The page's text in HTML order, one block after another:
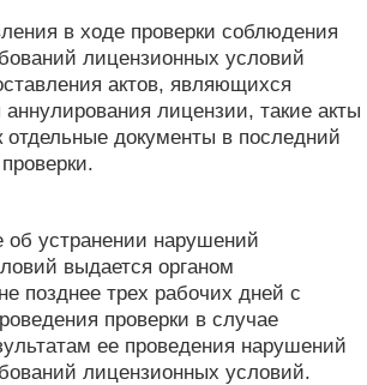
в ходе проверки соблюдения
лицензионных условий
актов, являющихся
лицензии, такие акты
отдельные документы в последний
об устранении нарушений
выдается органом
позднее трех рабочих дней с
проверки в случае
ее проведения нарушений
лицензионных условий.